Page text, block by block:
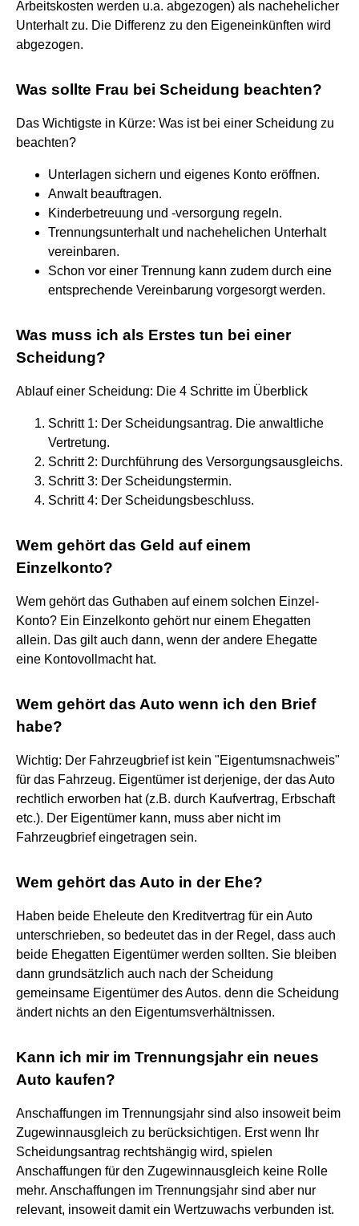
Arbeitskosten werden u.a. abgezogen) als nachehelicher
Unterhalt zu. Die Differenz zu den Eigeneinkünften wird
abgezogen.
Was sollte Frau bei Scheidung beachten?
Das Wichtigste in Kürze: Was ist bei einer Scheidung zu
beachten?
Unterlagen sichern und eigenes Konto eröffnen.
Anwalt beauftragen.
Kinderbetreuung und -versorgung regeln.
Trennungsunterhalt und nachehelichen Unterhalt
vereinbaren.
Schon vor einer Trennung kann zudem durch eine
entsprechende Vereinbarung vorgesorgt werden.
Was muss ich als Erstes tun bei einer
Scheidung?
Ablauf einer Scheidung: Die 4 Schritte im Überblick
Schritt 1: Der Scheidungsantrag. Die anwaltliche
Vertretung.
Schritt 2: Durchführung des Versorgungsausgleichs.
Schritt 3: Der Scheidungstermin.
Schritt 4: Der Scheidungsbeschluss.
Wem gehört das Geld auf einem
Einzelkonto?
Wem gehört das Guthaben auf einem solchen Einzel-
Konto? Ein Einzelkonto gehört nur einem Ehegatten
allein. Das gilt auch dann, wenn der andere Ehegatte
eine Kontovollmacht hat.
Wem gehört das Auto wenn ich den Brief
habe?
Wichtig: Der Fahrzeugbrief ist kein "Eigentumsnachweis"
für das Fahrzeug. Eigentümer ist derjenige, der das Auto
rechtlich erworben hat (z.B. durch Kaufvertrag, Erbschaft
etc.). Der Eigentümer kann, muss aber nicht im
Fahrzeugbrief eingetragen sein.
Wem gehört das Auto in der Ehe?
Haben beide Eheleute den Kreditvertrag für ein Auto
unterschrieben, so bedeutet das in der Regel, dass auch
beide Ehegatten Eigentümer werden sollten. Sie bleiben
dann grundsätzlich auch nach der Scheidung
gemeinsame Eigentümer des Autos. denn die Scheidung
ändert nichts an den Eigentumsverhältnissen.
Kann ich mir im Trennungsjahr ein neues
Auto kaufen?
Anschaffungen im Trennungsjahr sind also insoweit beim
Zugewinnausgleich zu berücksichtigen. Erst wenn Ihr
Scheidungsantrag rechtshängig wird, spielen
Anschaffungen für den Zugewinnausgleich keine Rolle
mehr. Anschaffungen im Trennungsjahr sind aber nur
relevant, insoweit damit ein Wertzuwachs verbunden ist.